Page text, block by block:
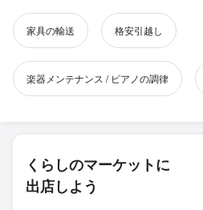
家具の輸送 格安引越し
楽器メンテナンス / ピアノの調律
くらしのマーケットに
出店しよう